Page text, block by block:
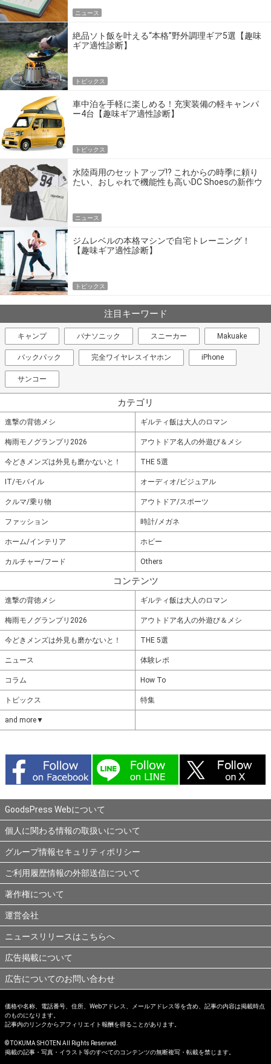
ニュース
絶品ソト飯を叶える“本格”野外調理ギア5選【趣味
ギア適性診断】
トピックス
車中泊を手軽に楽しめる！充実装備の軽キャンパ
ー4台【趣味ギア適性診断】
トピックス
水陸両用のセットアップ!? これからの時季に頼り
たい、おしゃれで機能性も高いDC Shoesの新作ウ
ニュース
ジムレベルの本格マシンで自宅トレーニング！
【趣味ギア適性診断】
トピックス
注目キーワード
キャンプ パナソニック スニーカー Makuake
バックパック 完全ワイヤレスイヤホン iPhone
サンコー
カテゴリ
進撃の背徳メシ ギルティ飯は大人のロマン
梅雨モノグランプリ2026 アウトドア名人の外遊び＆メシ
今どきメンズは外見も磨かないと！ THE 5選
IT/モバイル オーディオ/ビジュアル
クルマ/乗り物 アウトドア/スポーツ
ファッション 時計/メガネ
ホーム/インテリア ホビー
カルチャー/フード Others
コンテンツ
進撃の背徳メシ ギルティ飯は大人のロマン
梅雨モノグランプリ2026 アウトドア名人の外遊び＆メシ
今どきメンズは外見も磨かないと！ THE 5選
ニュース 体験レポ
コラム How To
トピックス 特集
and more▼
GoodsPress Webについて
個人に関わる情報の取扱いについて
グループ情報セキュリティポリシー
ご利用履歴情報の外部送信について
著作権について
運営会社
ニュースリリースはこちらへ
広告掲載について
広告についてのお問い合わせ
価格や名称、電話番号、住所、Webアドレス、メールアドレス等を含め、記事の内容は掲載時点
のものになります。
記事内のリンクからアフィリエイト報酬を得ることがあります。
© TOKUMA SHOTEN All Rights Reserved.
掲載の記事・写真・イラスト等のすべてのコンテンツの無断複写・転載を禁じます。